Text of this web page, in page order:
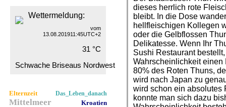
Wettermeldung:
vom
13.08.201911:45UTC+2
31 °C
Schwache Briseaus Nordwest
Elternzeit Das_Leben_danach
Mittelmeer Kroatien
dieses herrlich rote
bleibt. In die Dose
hellfleischigen Kollegen
oder die Gelbflossen
Delikatesse. Wenn Ihr
Sushi Restaurant
Wahrscheinlichkeit
80% des Roten Thuns,
wird nach Japan zu
wird schon ein absolutes
konnte man sich dazu